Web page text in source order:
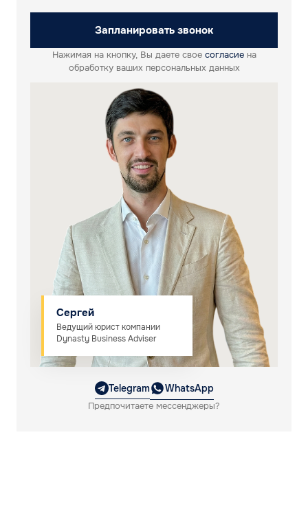
Запланировать звонок
Нажимая на кнопку, Вы даете свое согласиена
обработку ваших персональных данных
Telegram WhatsApp
Предпочитаете мессенджеры?
Сергей
Ведущий юрист компании
Dynasty Business Adviser